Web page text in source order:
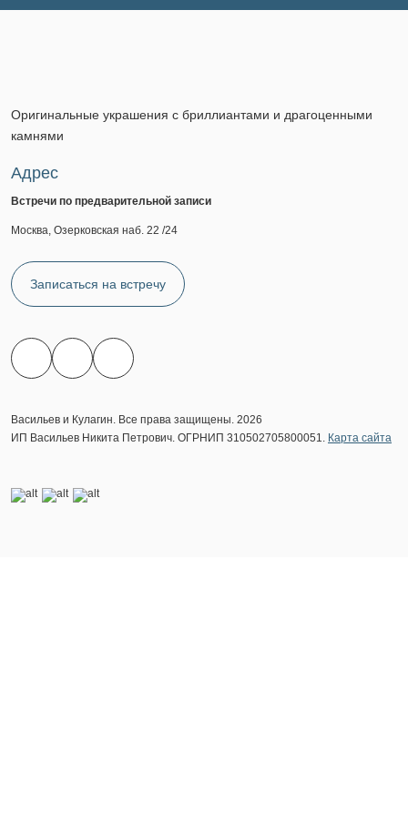
Оригинальные украшения с бриллиантами и драгоценными
камнями
Адрес
Встречи по предварительной записи
Москва, Озерковская наб. 22 /24
Записаться на встречу
Васильев и Кулагин. Все права защищены. 2026
ИП Васильев Никита Петрович. ОГРНИП 310502705800051. Карта сайта